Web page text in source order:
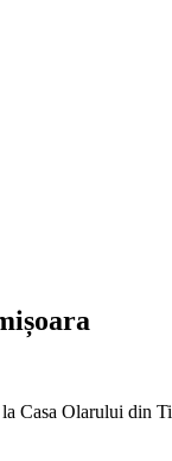
Olarului din